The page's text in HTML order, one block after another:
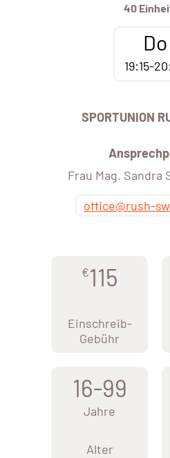
40
Do
19:15-
SPORTUNION
Frau Mag. Sandra
office@rush-
€115
Einschreib-
Gebühr
16-99
Jahre
Alter